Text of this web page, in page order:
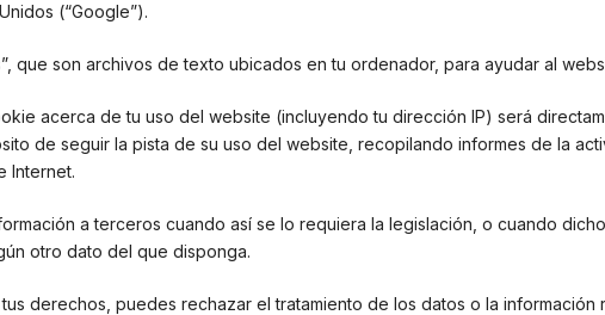
(“Google”).
que son archivos de texto ubicados en tu ordenador, para ayudar al
acerca de tu uso del website (incluyendo tu dirección IP) será
de seguir la pista de su uso del website, recopilando informes de la
Internet.
a terceros cuando así se lo requiera la legislación, o cuando
otro dato del que disponga.
derechos, puedes rechazar el tratamiento de los datos o la